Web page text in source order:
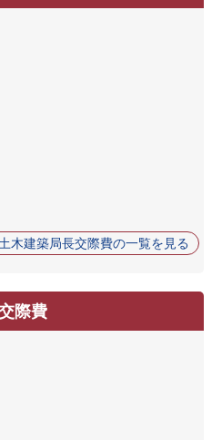
土木建築局長交際費の一覧を見る
際費